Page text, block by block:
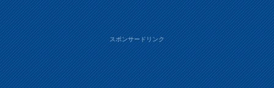
スポンサードリンク